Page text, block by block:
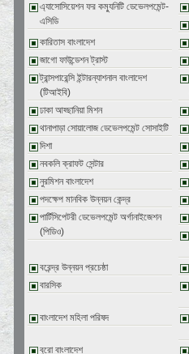
এ্যাসোসিয়েশন ফর কম্যুনিটি ডেভেলপমেন্ট-
এসিডি
কারিতাস বাংলাদেশ
জাগো ফাউন্ডেশন ট্রাস্ট
ট্রান্সপারেন্সি ইন্টারন্যাশনাল বাংলাদেশ
(টিআইবি)
ঢাকা আহ্ছানিয়া মিশন
থানাপাড়া সোয়ালোজ ডেভেলপমেন্ট সোসাইটি
দিশা
নবকলি ক্রাফট সেন্টার
নুরমিশন বাংলাদেশ
পদক্ষেপ মানবিক উন্নয়ন কেন্দ্র
পার্টিসিপেটরী ডেভেলপমেন্ট অর্গানাইজেশন
(পিডিও)
বরেন্দ্র উন্নয়ন প্রচেষ্ঠা
বারসিক
বাংলাদেশ মহিলা পরিষদ
বুরো বাংলাদেশ